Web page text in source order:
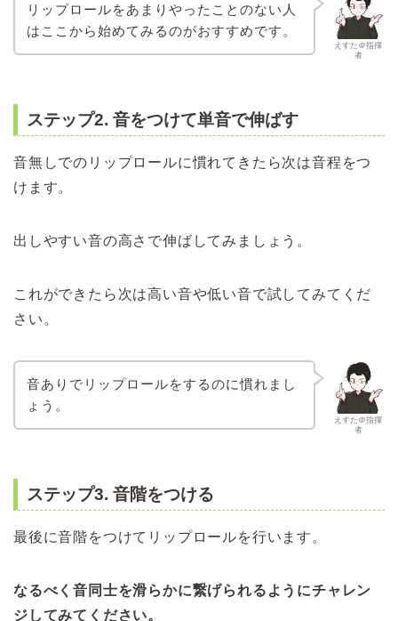
えすた＠指揮
者
リップロールをあまりやったことのない人
はここから始めてみるのがおすすめです。
ステップ2. 音をつけて単音で伸ばす
音無しでのリップロールに慣れてきたら次は音程をつ
けます。
出しやすい音の高さで伸ばしてみましょう。
これができたら次は高い音や低い音で試してみてくだ
さい。
えすた＠指揮
者
音ありでリップロールをするのに慣れまし
ょう。
ステップ3. 音階をつける
最後に音階をつけてリップロールを行います。
なるべく音同士を滑らかに繋げられるようにチャレン
ジしてみてください。